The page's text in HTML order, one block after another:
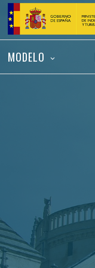
Saltar
contenido
Inicio
MODELO